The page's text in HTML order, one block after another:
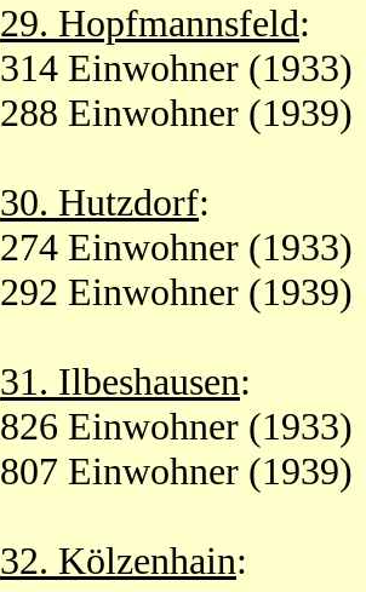
29. Hopfmannsfeld:
314 Einwohner (1933)
288 Einwohner (1939)
30. Hutzdorf:
274 Einwohner (1933)
292 Einwohner (1939)
31. Ilbeshausen:
826 Einwohner (1933)
807 Einwohner (1939)
32. Kölzenhain: